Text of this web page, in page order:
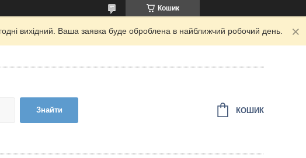
Кошик
вихідний. Ваша заявка буде оброблена в найближчий робочий день.
Знайти КОШИК